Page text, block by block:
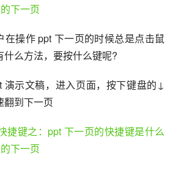
在操作 ppt 下一页的时候总是点击鼠
什么方法，要按什么键呢?
演示文稿，进入页面，按下键盘的↓
翻到下一页